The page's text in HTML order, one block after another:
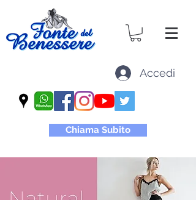
Accedi
Chiama Subito